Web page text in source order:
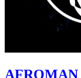
AFROMAN